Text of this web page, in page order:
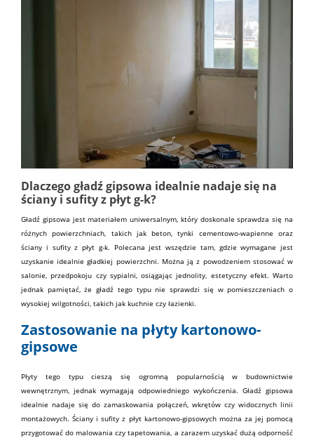
Dlaczego gładź gipsowa idealnie nadaje się na
ściany i sufity z płyt g-k?
Gładź gipsowa jest materiałem uniwersalnym, który doskonale sprawdza się na
różnych powierzchniach, takich jak beton,tynki
cementowo-wapienne oraz
ściany i sufityz płyt g-k. Polecana jest wszędzie tam, gdzie wymagane jest
uzyskanie idealnie gładkiej powierzchni. Można ją z powodzeniem stosować w
salonie, przedpokoju czy sypialni, osiągając jednolity, estetyczny efekt. Warto
jednak pamiętać, że gładź tego typu nie sprawdzi się w pomieszczeniach o
wysokiej wilgotności, takich jak kuchnie czy łazienki.
Zastosowanie na płyty kartonowo-
gipsowe
Płyty tego typu cieszą się ogromną popularnością w budownictwie
wewnętrznym, jednak wymagają odpowiedniego wykończenia. Gładź gipsowa
idealnie nadaje się do zamaskowania połączeń, wkrętów czy widocznych linii
montażowych. Ściany i sufity z płyt kartonowo-gipsowych można za jej pomocą
przygotować do malowania czy tapetowania, a zarazem uzyskać dużą odporność